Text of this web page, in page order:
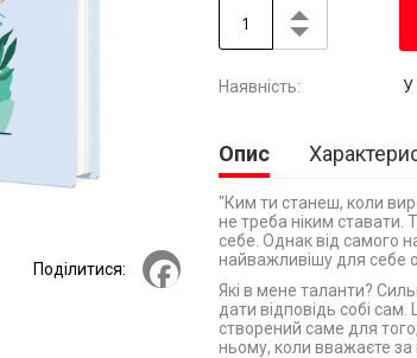
У
Опис
"Ким ти станеш, коли
не треба ніким
себе. Однак від самого
найважливішу для себе
Які в мене таланти?
дати відповідь собі
створений саме для
ньому, коли вважаєте за
Поділитися: Facebook